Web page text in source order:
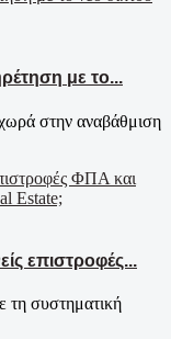
με το...
στην αναβάθμιση
επιστροφές...
τη συστηματική